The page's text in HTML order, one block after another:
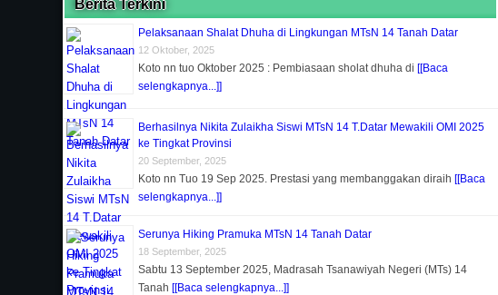
Berita Terkini
Pelaksanaan Shalat Dhuha di Lingkungan MTsN 14 Tanah Datar
12 Oktober, 2025
Koto nn tuo Oktober 2025 : Pembiasaan sholat dhuha di [[Baca
selengkapnya...]]
Berhasilnya Nikita Zulaikha Siswi MTsN 14 T.Datar Mewakili OMI 2025
ke Tingkat Provinsi
20 September, 2025
Koto nn Tuo 19 Sep 2025. Prestasi yang membanggakan diraih [[Baca
selengkapnya...]]
Serunya Hiking Pramuka MTsN 14 Tanah Datar
18 September, 2025
Sabtu 13 September 2025, Madrasah Tsanawiyah Negeri (MTs) 14
Tanah [[Baca selengkapnya...]]